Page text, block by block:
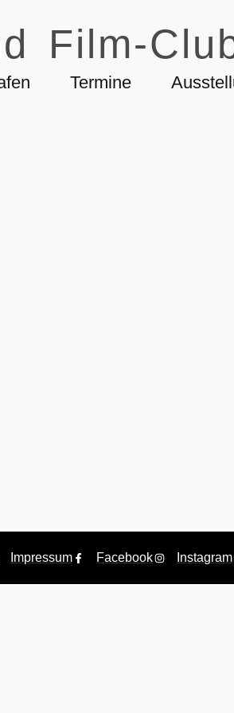
Film-
Termine
Impressum Facebook Instagram